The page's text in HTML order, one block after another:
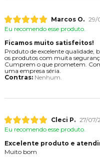
Marcos O. 29/
Eu recomendo esse produto.
Ficamos muito satisfeitos!
Produto de excelente qualidade,
os produtos com muita
Cumprem o que prometem.
uma empresa séria.
Contras: Nenhum.
Cleci P. 27/07/
Eu recomendo esse produto.
Excelente produto e
Muito bom